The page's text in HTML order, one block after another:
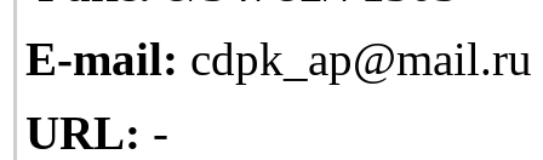
E-mail: cdpk_ap@mail.ru
URL: -